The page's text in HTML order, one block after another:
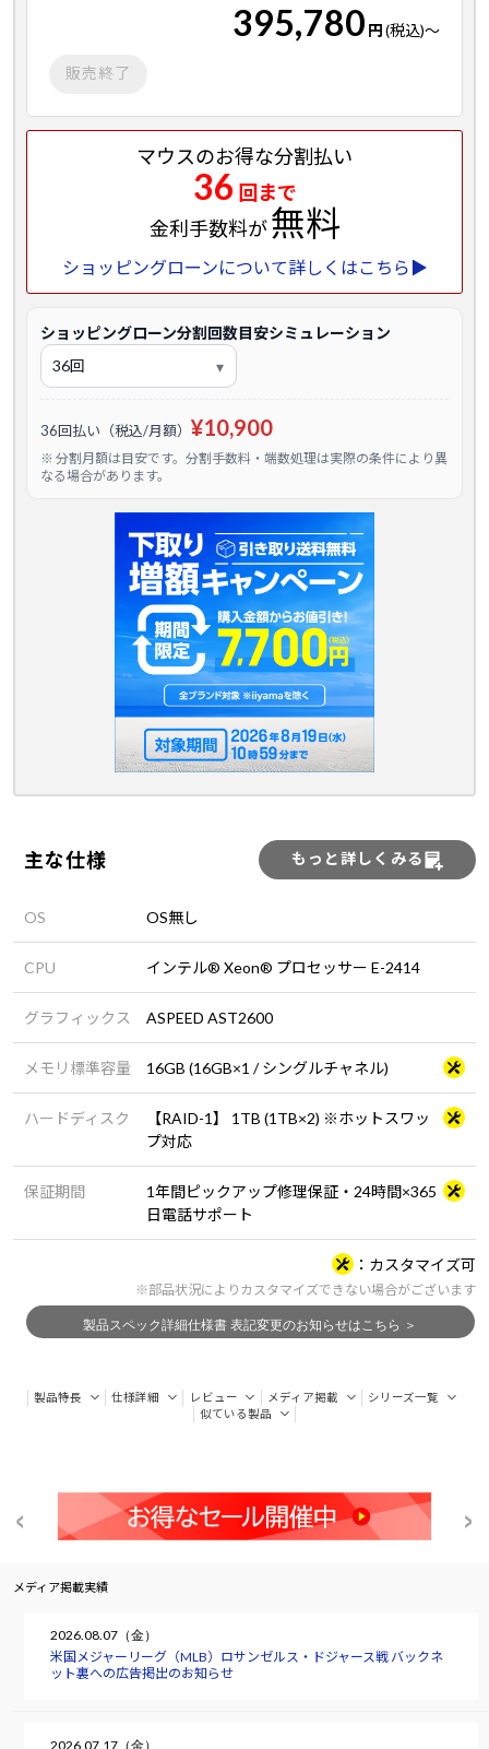
395,780 円(税込)～
販売終了
マウスのお得な分割払い
36 回まで
金利手数料が無料
ショッピングローンについて詳しくはこちら▶
ショッピングローン分割回数目安シミュレーション
36回払い（税込/月額） ¥10,900
※ 分割月額は目安です。分割手数料・端数処理は実際の条件により異
なる場合があります。
主な仕様 もっと詳しくみる
OS OS無し
CPU インテル® Xeon® プロセッサー E-2414
グラフィックス ASPEED AST2600
メモリ標準容量 16GB (16GB×1 / シングルチャネル)
ハードディスク
【RAID-1】 1TB (1TB×2) ※ホットスワッ
プ対応
保証期間
1年間ピックアップ修理保証・24時間×365
日電話サポート
カスタマイズ可
※部品状況によりカスタマイズできない場合がございます
製品特長 仕様詳細 レビュー メディア掲載
シリーズ一覧
似ている製品
メディア掲載実績
2026.08.07（金）
米国メジャーリーグ（MLB）ロサンゼルス・ドジャース戦 バックネ
ット裏への広告掲出のお知らせ
2026.07.17（金）